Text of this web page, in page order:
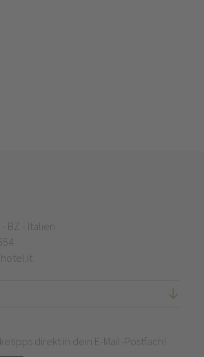
BZ - Italien
direkt in dein E-Mail-Postfach!